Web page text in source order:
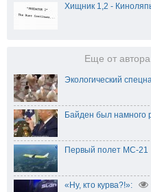
Хищник 1,2 -
Еще от
Экологический
Байден был намного
Первый полет МС-21
«Ну, кто курва?!»: